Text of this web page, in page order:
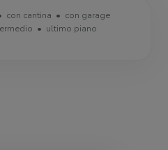
con cantina
con garage
ultimo piano